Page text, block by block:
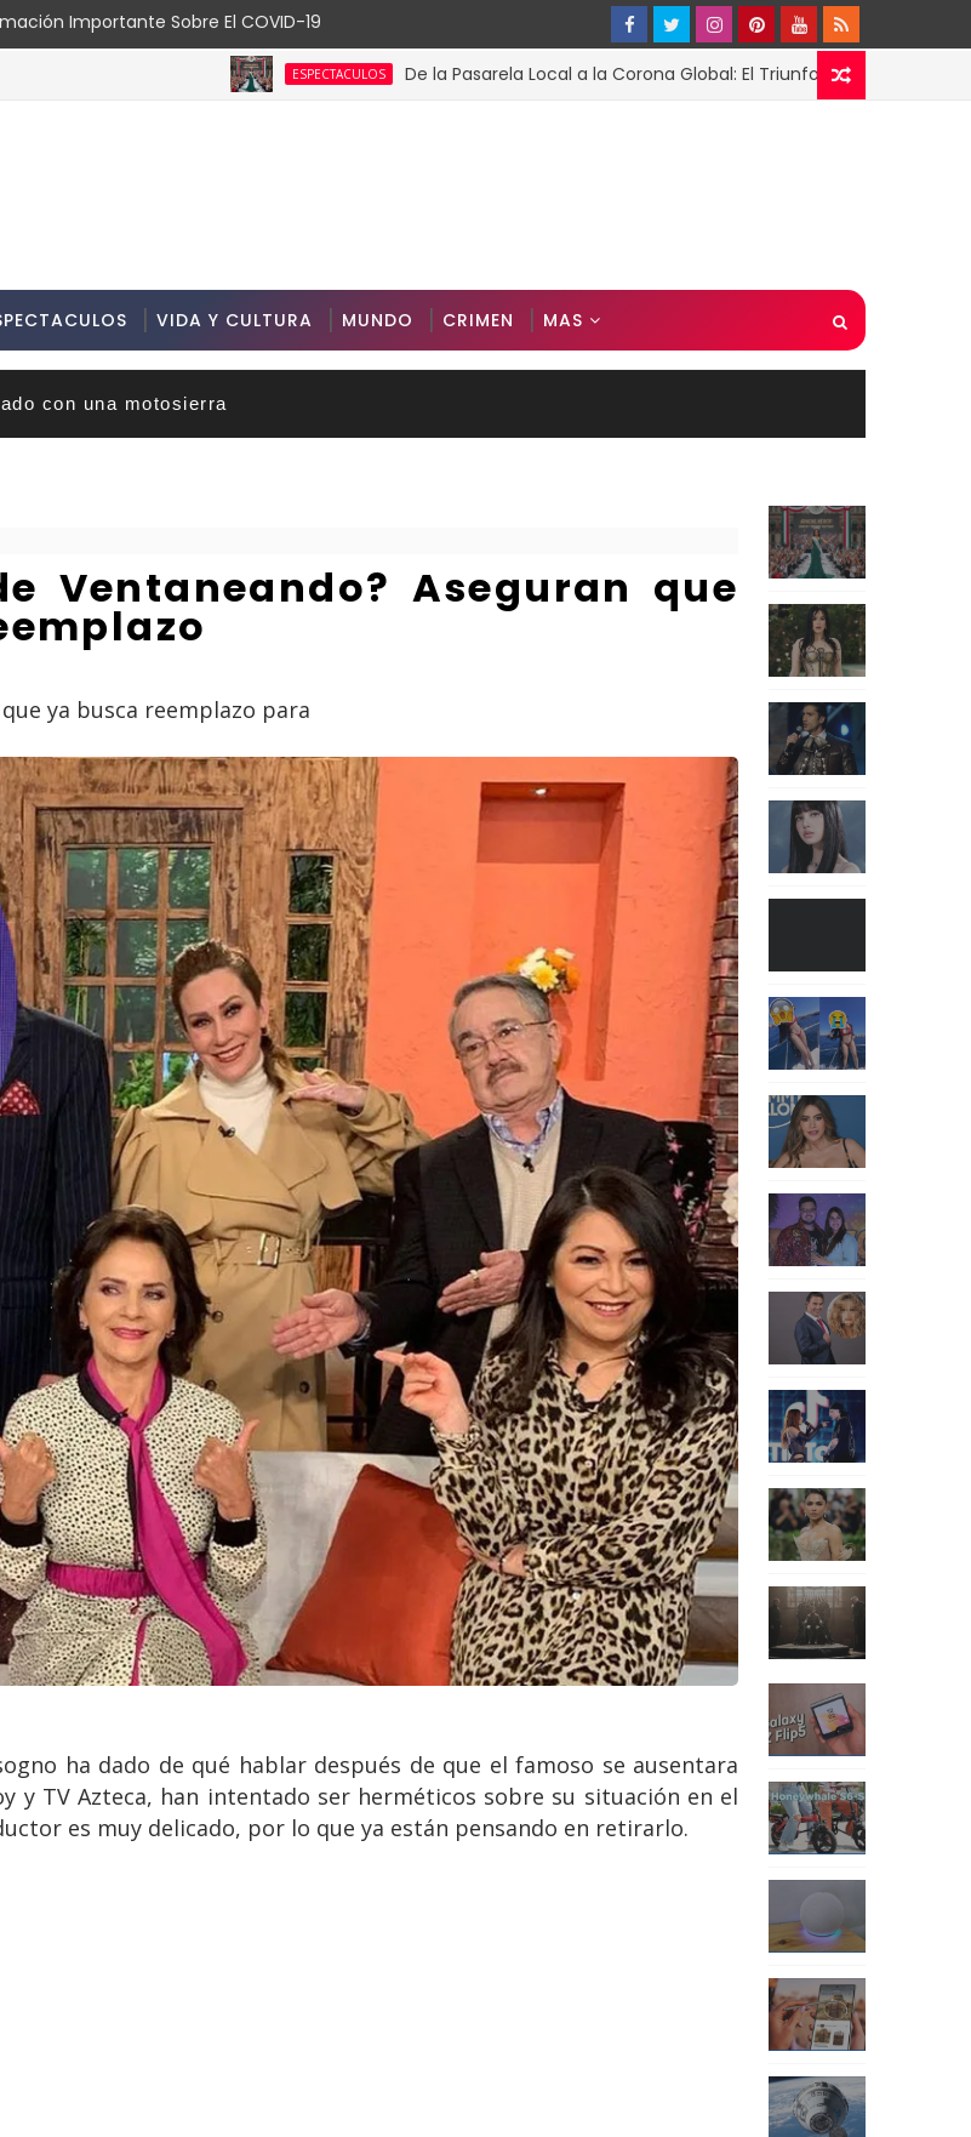
Sobre El COVID-19
ESPECTACULOS
De la Pasarela Local a la Corona Global: El Triunfo de Fátima Bosch en Miss
VIDA Y CULTURA MUNDO CRIMEN MAS
con una motosierra
Ventaneando? Aseguran que
ya busca reemplazo para
ha dado de qué hablar después de que el famoso se ausentara
y TV Azteca, han intentado ser herméticos sobre su situación en el
es muy delicado, por lo que ya están pensando en retirarlo.